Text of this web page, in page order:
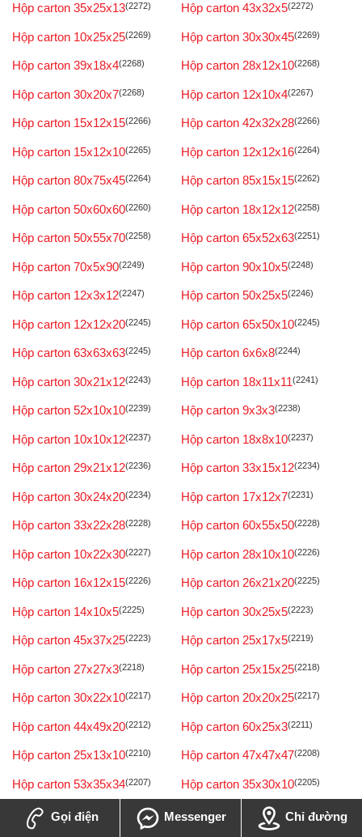
Hộp carton 35x25x13(2272) Hộp carton 43x32x5(2272)
Hộp carton 10x25x25(2269) Hộp carton 30x30x45(2269)
Hộp carton 39x18x4(2268) Hộp carton 28x12x10(2268)
Hộp carton 30x20x7(2268) Hộp carton 12x10x4(2267)
Hộp carton 15x12x15(2266) Hộp carton 42x32x28(2266)
Hộp carton 15x12x10(2265) Hộp carton 12x12x16(2264)
Hộp carton 80x75x45(2264) Hộp carton 85x15x15(2262)
Hộp carton 50x60x60(2260) Hộp carton 18x12x12(2258)
Hộp carton 50x55x70(2258) Hộp carton 65x52x63(2251)
Hộp carton 70x5x90(2249) Hộp carton 90x10x5(2248)
Hộp carton 12x3x12(2247) Hộp carton 50x25x5(2246)
Hộp carton 12x12x20(2245) Hộp carton 65x50x10(2245)
Hộp carton 63x63x63(2245) Hộp carton 6x6x8(2244)
Hộp carton 30x21x12(2243) Hộp carton 18x11x11(2241)
Hộp carton 52x10x10(2239) Hộp carton 9x3x3(2238)
Hộp carton 10x10x12(2237) Hộp carton 18x8x10(2237)
Hộp carton 29x21x12(2236) Hộp carton 33x15x12(2234)
Hộp carton 30x24x20(2234) Hộp carton 17x12x7(2231)
Hộp carton 33x22x28(2228) Hộp carton 60x55x50(2228)
Hộp carton 10x22x30(2227) Hộp carton 28x10x10(2226)
Hộp carton 16x12x15(2226) Hộp carton 26x21x20(2225)
Hộp carton 14x10x5(2225) Hộp carton 30x25x5(2223)
Hộp carton 45x37x25(2223) Hộp carton 25x17x5(2219)
Hộp carton 27x27x3(2218) Hộp carton 25x15x25(2218)
Hộp carton 30x22x10(2217) Hộp carton 20x20x25(2217)
Hộp carton 44x49x20(2212) Hộp carton 60x25x3(2211)
Hộp carton 25x13x10(2210) Hộp carton 47x47x47(2208)
Hộp carton 53x35x34(2207) Hộp carton 35x30x10(2205)
Hộp carton 20x12x10 (2205) Hộp carton 35x26x15(2205)
Gọi điện Messenger Chỉ đường